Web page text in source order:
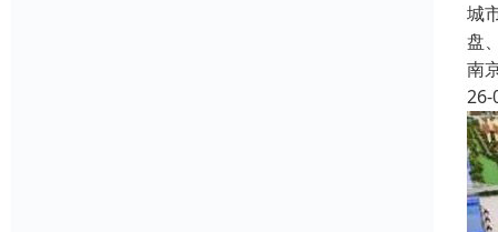
城
盘
南
26-